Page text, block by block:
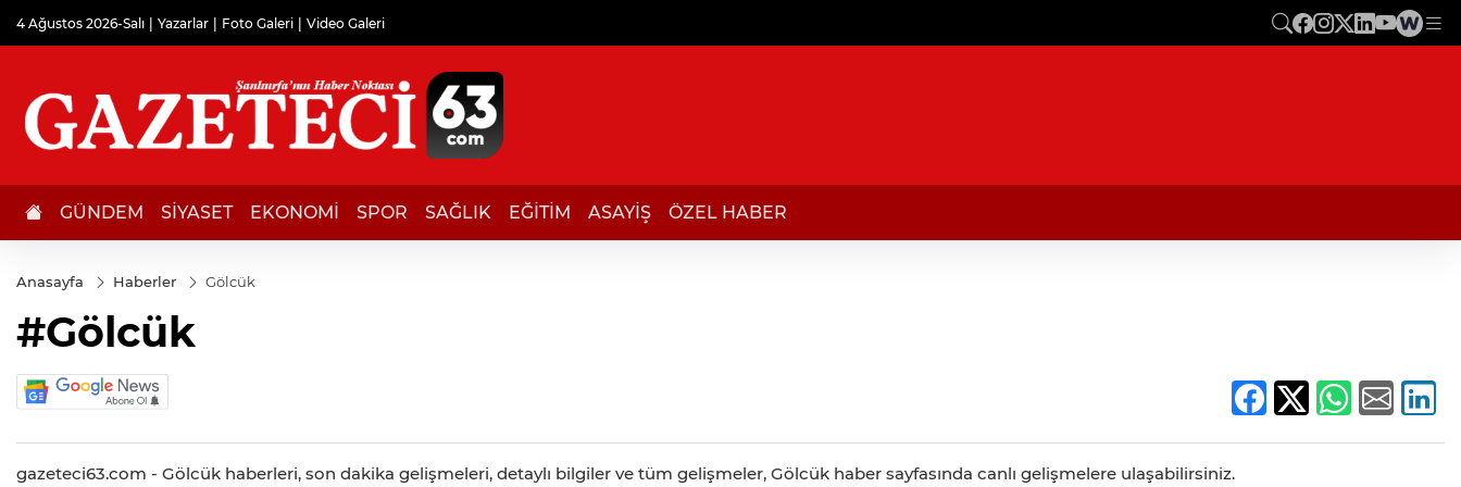
4 Ağustos 2026-Salı Yazarlar Foto Galeri Video Galeri
GÜNDEM SİYASET EKONOMİ SPOR SAĞLIK EĞİTİM ASAYİŞ ÖZEL HABER
Anasayfa Haberler Gölcük
#Gölcük
gazeteci63.com - Gölcük haberleri, son dakika gelişmeleri, detaylı bilgiler ve tüm gelişmeler, Gölcük haber sayfasında canlı gelişmelere ulaşabilirsiniz.